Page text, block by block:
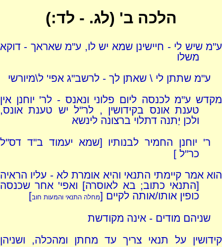
הלכה ב' (לג. - לד:)
ע"מ שיש לי - חיישינן שמא יש לו, ע"מ שאראך - דוקא
משלו
ע"מ שתתן לי \ שאתן לך - לרשב"ג אפי' ל\מיורשי
מקדש ע"מ לכנסה ליום פלוני ונאנס - לר' יוחנן אין
טענת אונס בקידושין , לר"ל יש טענת אונס,
ולכן יַתנה דתלוי ברצונה לינשא
ר' יוחנן החמיר לבנותיו [שמא יעמוד ב"ד דס"ל
כר"ל ]
הוא אמר קיימתי התנאי והיא אומרת לא - עליו הראיה
[התנאי כתוב; בא לאוסרה] ואפי' אחר שכנסה
כופין אותו/אותה לקיים [מחלה התנאי והמעות חוב]
שניהם מודים - אינה מקודשת
קידושין על תנאי צריך עד מחתן ומהכלה, ושניהן